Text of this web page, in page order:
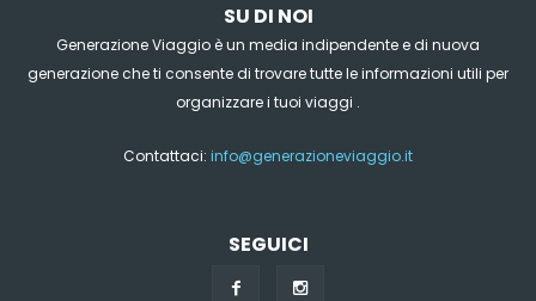
SU DI NOI
Generazione Viaggio è un media indipendente e di nuova
generazione che ti consente di trovare tutte le informazioni utili per
organizzare i tuoi viaggi .
Contattaci: info@generazioneviaggio.it
SEGUICI